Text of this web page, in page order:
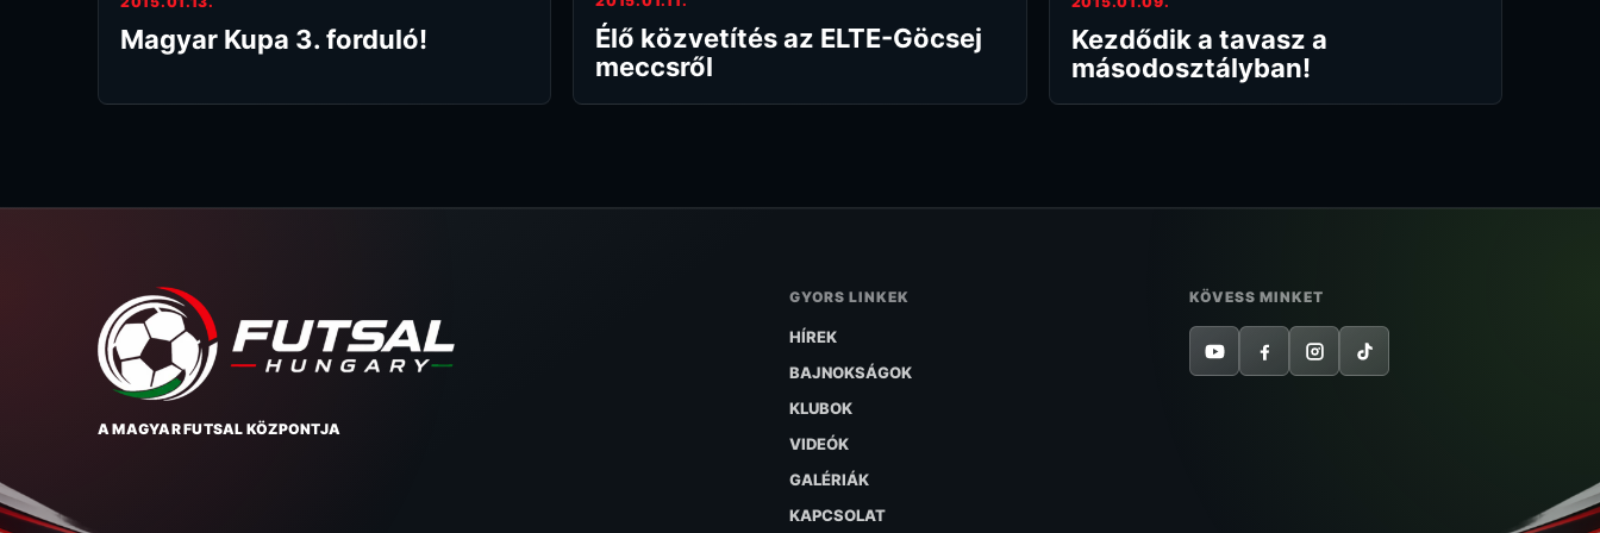
Magyar Kupa 3. forduló!
Élő közvetítés az ELTE-Göcsej
meccsről
Kezdődik a tavasz a
másodosztályban!
A MAGYAR FUTSAL KÖZPONTJA
GYORS LINKEK
HÍREK
BAJNOKSÁGOK
KLUBOK
VIDEÓK
GALÉRIÁK
KAPCSOLAT
KÖVESS MINKET